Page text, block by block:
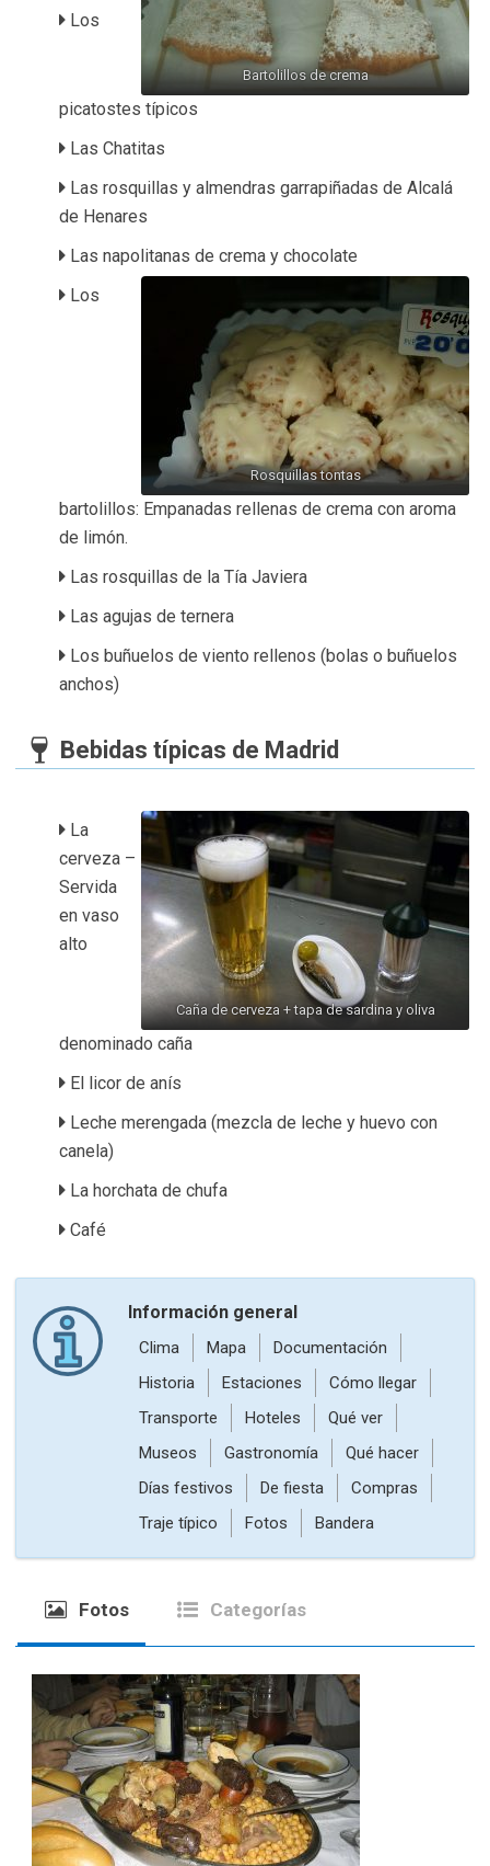
Bartolillos de crema
Los
picatostes típicos
Las Chatitas
Las rosquillas y almendras garrapiñadas de Alcalá
de Henares
Las napolitanas de crema y chocolate
Rosquillas tontas
Los
bartolillos: Empanadas rellenas de crema con aroma
de limón.
Las rosquillas de la Tía Javiera
Las agujas de ternera
Los buñuelos de viento rellenos (bolas o buñuelos
anchos)
Bebidas típicas de Madrid
Caña de cerveza + tapa de sardina y oliva
La
cerveza –
Servida
en vaso
alto
denominado caña
El licor de anís
Leche merengada (mezcla de leche y huevo con
canela)
La horchata de chufa
Café
Información general
Clima Mapa
Documentación
Historia
Estaciones
Cómo llegar
Transporte
Hoteles
Qué ver
Museos
Gastronomía
Qué hacer
Días festivos
De fiesta
Compras
Traje típico
Fotos Bandera
Fotos Categorías